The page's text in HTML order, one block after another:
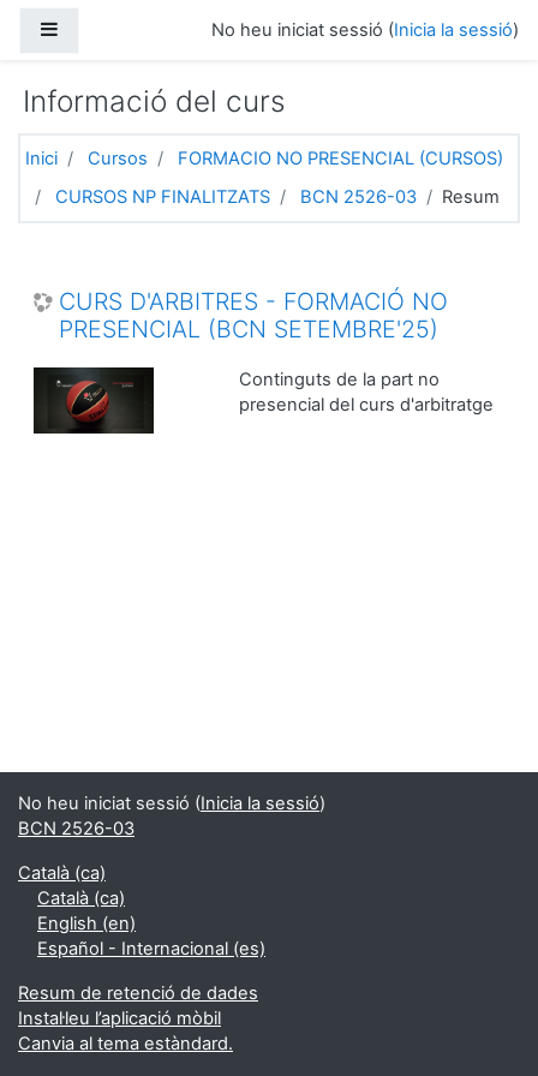
No heu iniciat sessió (Inicia la sessió)
Informació del curs
Inici Cursos
FORMACIO NO PRESENCIAL (CURSOS)
CURSOS NP FINALITZATS
BCN 2526-03 Resum
CURS D'ARBITRES - FORMACIÓ NO
PRESENCIAL (BCN SETEMBRE'25)
Continguts de la part no
presencial del curs d'arbitratge
No heu iniciat sessió (Inicia la sessió)
BCN 2526-03
Català ‎(ca)‎
Català ‎(ca)‎
English ‎(en)‎
Español - Internacional ‎(es)‎
Resum de retenció de dades
Instal·leu l’aplicació mòbil
Canvia al tema estàndard.